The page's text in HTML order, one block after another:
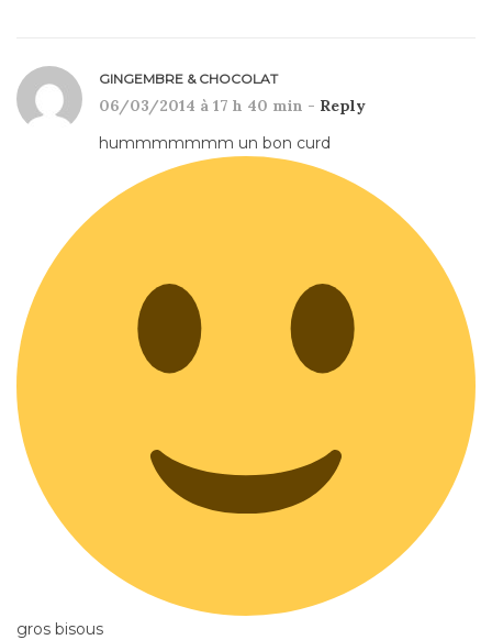
GINGEMBRE & CHOCOLAT
06/03/2014 à 17 h 40 min - Reply
hummmmmmm un bon curd
gros bisous